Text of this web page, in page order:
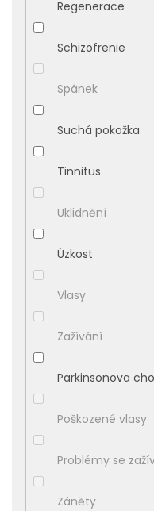
Regenerace
Schizofrenie
Spánek
Suchá pokožka
Tinnitus
Uklidnění
Úzkost
Vlasy
Zažívání
Parkinsonova
Poškozené vlasy
Problémy se
Záněty